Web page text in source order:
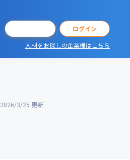
ログイン
人材をお探しの企業様はこちら
2026/3/25 更新